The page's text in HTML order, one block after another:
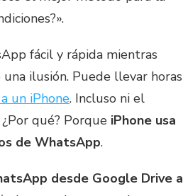
fácil y rápida mientras
ilusión. Puede llevar horas
un iPhone. Incluso ni el
qué? Porque iPhone usa
de WhatsApp.
desde Google Drive a